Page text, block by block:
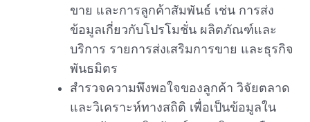
ขาย และการลูกค้าสัมพันธ์ เช่น การส่ง
ข้อมูลเกี่ยวกับโปรโมชั่น ผลิตภัณฑ์และ
บริการ รายการส่งเสริมการขาย และธุรกิจ
พันธมิตร
สำรวจความพึงพอใจของลูกค้า วิจัยตลาด
และวิเคราะห์ทางสถิติ เพื่อเป็นข้อมูลใน